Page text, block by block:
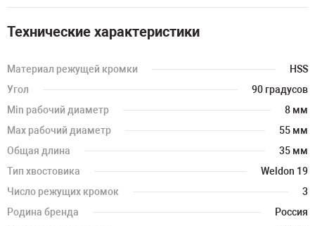
Технические характеристики
Материал режущей кромки
HSS
Угол
90 градусов
Min рабочий диаметр
8 мм
Max рабочий диаметр
55 мм
Общая длина
35 мм
Тип хвостовика
Weldon 19
Число режущих кромок
3
Родина бренда
Россия